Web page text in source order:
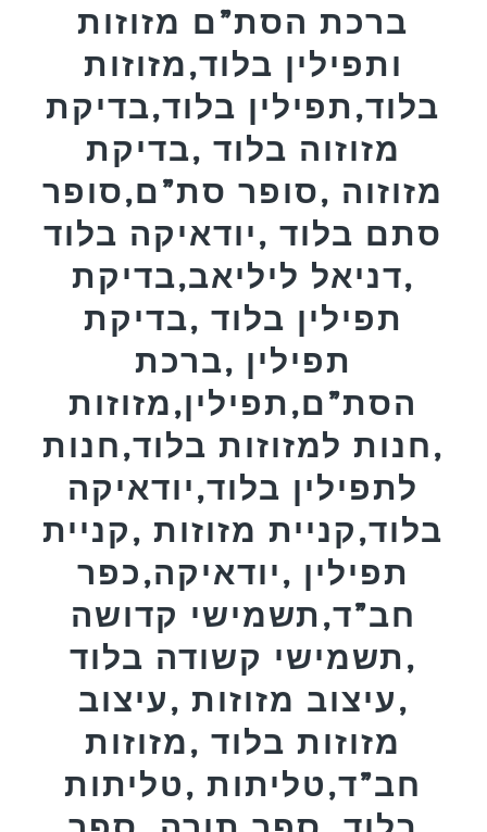
ברכת הסת”ם מזוזות
ותפילין בלוד,מזוזות
בלוד,תפילין בלוד,בדיקת
מזוזוה בלוד ,בדיקת
מזוזוה ,סופר סת”ם,סופר
סתם בלוד ,יודאיקה בלוד
,דניאל ליליאב,בדיקת
תפילין בלוד ,בדיקת
תפילין ,ברכת
הסת”ם,תפילין,מזוזות
,חנות למזוזות בלוד,חנות
לתפילין בלוד,יודאיקה
בלוד,קניית מזוזות ,קניית
תפילין ,יודאיקה,כפר
חב”ד,תשמישי קדושה
,תשמישי קשודה בלוד
,עיצוב מזוזות ,עיצוב
מזוזות בלוד ,מזוזות
חב”ד,טליתות ,טליתות